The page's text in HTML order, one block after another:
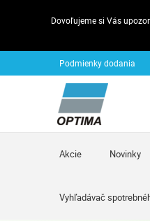
Dovoľujeme si Vás
Podmienky dodania
Akcie Novinky
Vyhľadávač